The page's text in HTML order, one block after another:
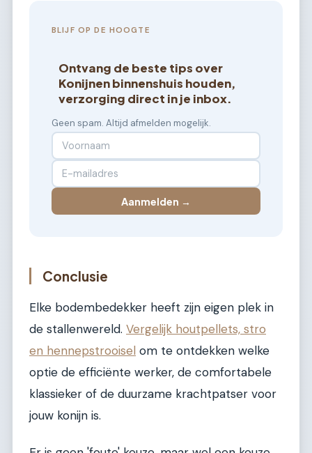
BLIJF OP DE HOOGTE
Ontvang de beste tips over
Konijnen binnenshuis houden,
verzorging direct in je inbox.
Geen spam. Altijd afmelden mogelijk.
Aanmelden →
Conclusie
Elke bodembedekker heeft zijn eigen plek in
de stallenwereld. Vergelijk houtpellets, stro
en hennepstrooisel om te ontdekken welke
optie de efficiënte werker, de comfortabele
klassieker of de duurzame krachtpatser voor
jouw konijn is.